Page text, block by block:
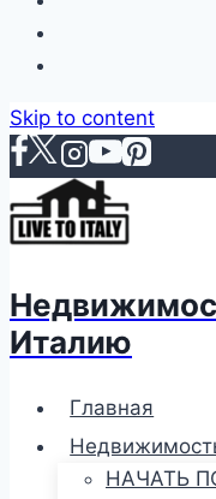
Skip to content
Италию
Главная
НАЧАТЬ